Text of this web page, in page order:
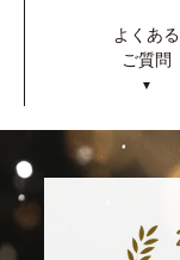
よくある
ご質問
▼